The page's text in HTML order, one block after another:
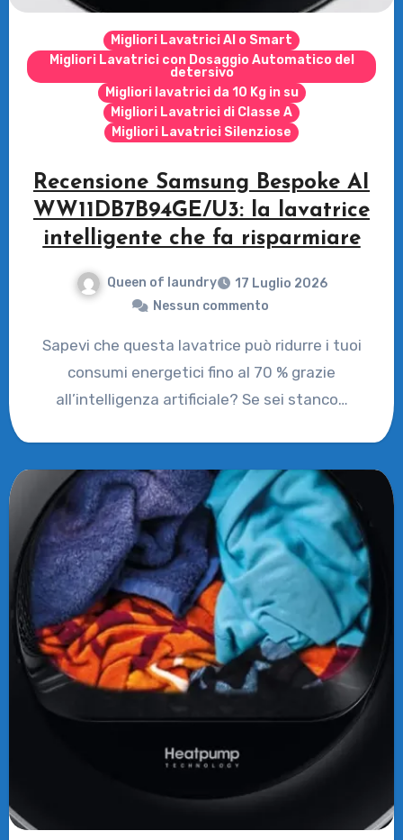
Migliori Lavatrici AI o Smart
Migliori Lavatrici con Dosaggio Automatico del
detersivo
Migliori lavatrici da 10 Kg in su
Migliori Lavatrici di Classe A
Migliori Lavatrici Silenziose
Recensione Samsung Bespoke AI
WW11DB7B94GE/U3: la lavatrice
intelligente che fa risparmiare
Queen of laundry
17 Luglio 2026
Nessun commento
Sapevi che questa lavatrice può ridurre i tuoi
consumi energetici fino al 70 % grazie
all’intelligenza artificiale? Se sei stanco…